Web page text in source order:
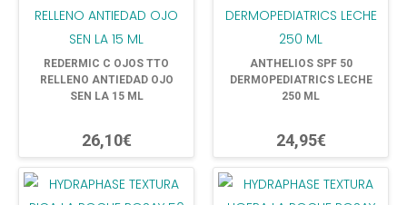
REDERMIC C OJOS TTO
RELLENO ANTIEDAD OJO
SEN LA 15 ML
26,10€
ANTHELIOS SPF 50
DERMOPEDIATRICS LECHE
250 ML
24,95€